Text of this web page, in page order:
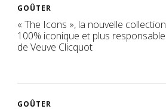
GOÛTER
« The Icons », la nouvelle collection
100% iconique et plus responsable
de Veuve Clicquot
GOÛTER